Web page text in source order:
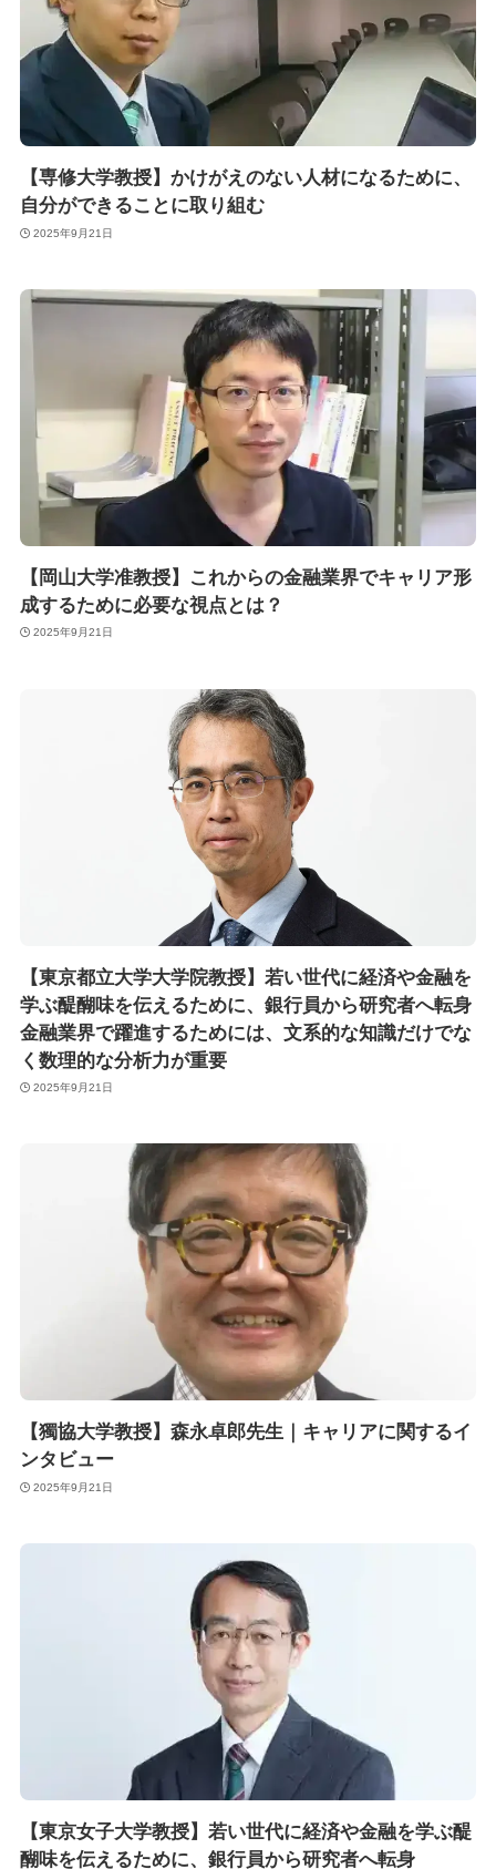
【専修大学教授】かけがえのない人材になるために、
自分ができることに取り組む
2025年9月21日
【岡山大学准教授】これからの金融業界でキャリア形
成するために必要な視点とは？
2025年9月21日
【東京都立大学大学院教授】若い世代に経済や金融を
学ぶ醍醐味を伝えるために、銀行員から研究者へ転身
金融業界で躍進するためには、文系的な知識だけでな
く数理的な分析力が重要
2025年9月21日
【獨協大学教授】森永卓郎先生｜キャリアに関するイ
ンタビュー
2025年9月21日
【東京女子大学教授】若い世代に経済や金融を学ぶ醍
醐味を伝えるために、銀行員から研究者へ転身